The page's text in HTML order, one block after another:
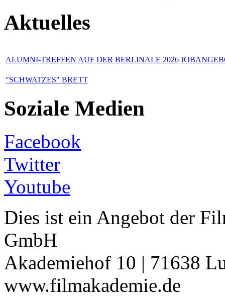
Aktuelles
ALUMNI-TREFFEN AUF DER BERLINALE 2026
"SCHWATZES" BRETT
Soziale Medien
Facebook
Twitter
Youtube
Dies ist ein Angebot der
GmbH
Akademiehof 10 | 71638
www.filmakademie.de